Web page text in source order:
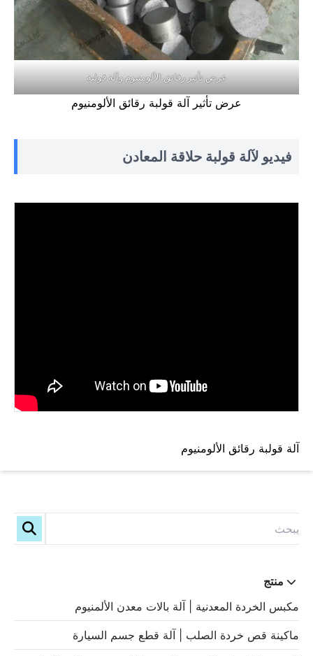
عرض تأثير رقائق الألومنيوم وآلة قولبة
عرض تأثير آلة قولبة رقائق الألومنيوم
فيديو لآلة قولبة حلاقة المعادن
آلة قولبة رقائق الألومنيوم
منتج
مكبس الخردة المعدنية | آلة بالات معدن الألمنيوم
ماكينة قص خردة الصلب | آلة قطع جسم السيارة